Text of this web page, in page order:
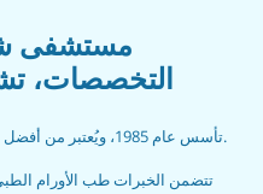
مستشفى
التخصصات،
تأسس عام 1985، ويُعتبر من أفضل المستشفيات المجهزة في تشيناي.
تتضمن الخبرات طب الأورام